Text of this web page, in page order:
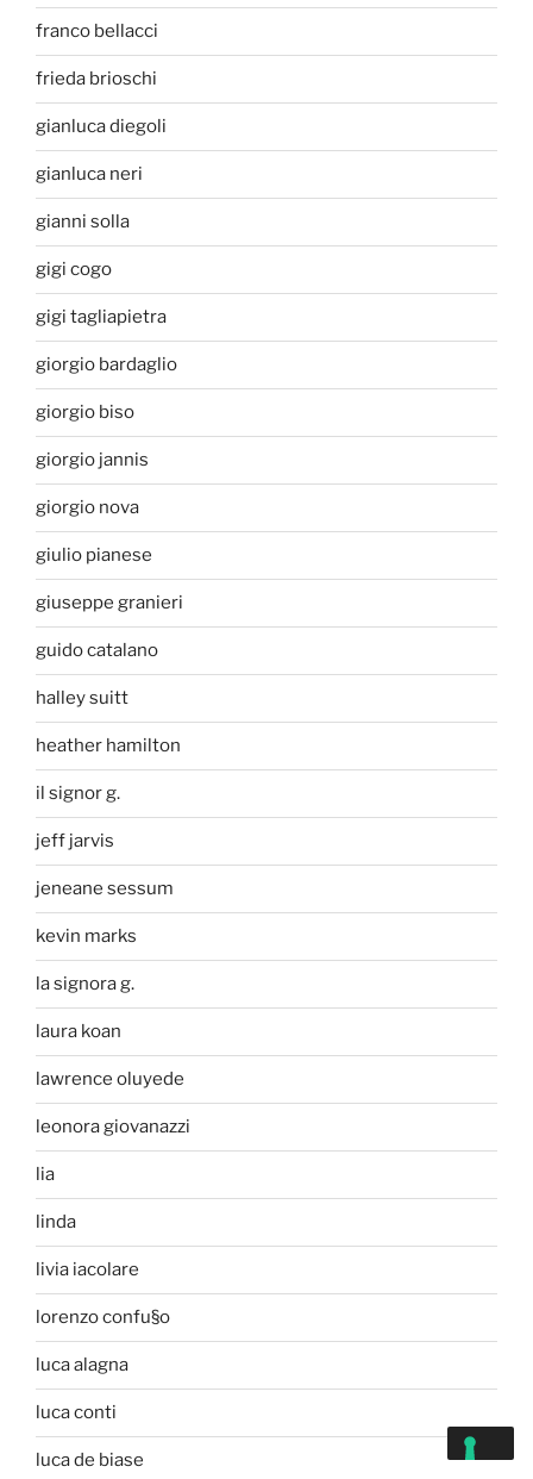
franco bellacci
frieda brioschi
gianluca diegoli
gianluca neri
gianni solla
gigi cogo
gigi tagliapietra
giorgio bardaglio
giorgio biso
giorgio jannis
giorgio nova
giulio pianese
giuseppe granieri
guido catalano
halley suitt
heather hamilton
il signor g.
jeff jarvis
jeneane sessum
kevin marks
la signora g.
laura koan
lawrence oluyede
leonora giovanazzi
lia
linda
livia iacolare
lorenzo confu§o
luca alagna
luca conti
luca de biase